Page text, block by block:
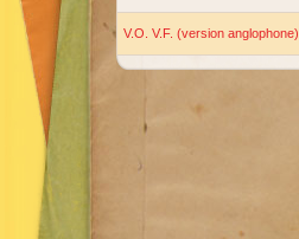
V.O. V.F. (version anglophone)